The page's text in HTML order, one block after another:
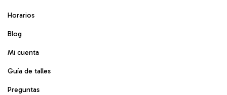
Horarios
Blog
Mi cuenta
Guía de talles
Preguntas